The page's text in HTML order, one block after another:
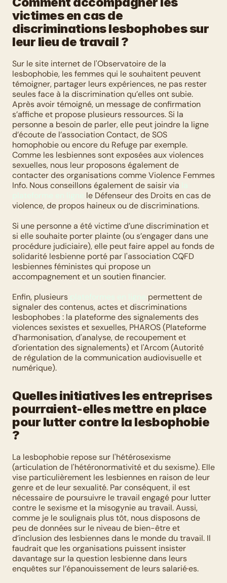
victimes en cas de
discriminations lesbophobes sur
leur lieu de travail ?
Sur le site internet de l'Observatoire de la
lesbophobie, les femmes qui le souhaitent peuvent
témoigner, partager leurs expériences, ne pas rester
seules face à la discrimination qu’elles ont subie.
Après avoir témoigné, un message de confirmation
s’affiche et propose plusieurs ressources. Si la
personne a besoin de parler, elle peut joindre la ligne
d’écoute de l’association Contact, de SOS
homophobie ou encore du Refuge par exemple.
Comme les lesbiennes sont exposées aux violences
sexuelles, nous leur proposons également de
contacter des organisations comme Violence Femmes
Info. Nous conseillons également de saisir via
le Défenseur des Droits en cas de
violence, de propos haineux ou de discriminations.
Si une personne a été victime d’une discrimination et
si elle souhaite porter plainte (ou s’engager dans une
procédure judiciaire), elle peut faire appel au fonds de
solidarité lesbienne porté par l'association CQFD
lesbiennes féministes qui propose un
accompagnement et un soutien financier.
Enfin, plusieurs
permettent de
signaler des contenus, actes et discriminations
lesbophobes : la plateforme des signalements des
violences sexistes et sexuelles, PHAROS (Plateforme
d'harmonisation, d'analyse, de recoupement et
d'orientation des signalements) et l'Arcom (Autorité
de régulation de la communication audiovisuelle et
numérique).
Quelles initiatives les entreprises
pourraient-elles mettre en place
pour lutter contre la lesbophobie
?
La lesbophobie repose sur l'hétérosexisme
(articulation de l'hétéronormativité et du sexisme). Elle
vise particulièrement les lesbiennes en raison de leur
genre et de leur sexualité. Par conséquent, il est
nécessaire de poursuivre le travail engagé pour lutter
contre le sexisme et la misogynie au travail. Aussi,
comme je le soulignais plus tôt, nous disposons de
peu de données sur le niveau de bien-être et
d’inclusion des lesbiennes dans le monde du travail. Il
faudrait que les organisations puissent insister
davantage sur la question lesbienne dans leurs
enquêtes sur l’épanouissement de leurs salarié·es.